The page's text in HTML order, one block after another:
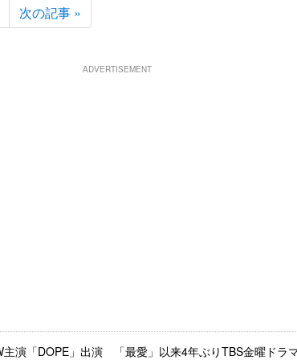
次の記事 »
ADVERTISEMENT
主演「DOPE」出演 「最愛」以来4年ぶりTBS金曜ドラ